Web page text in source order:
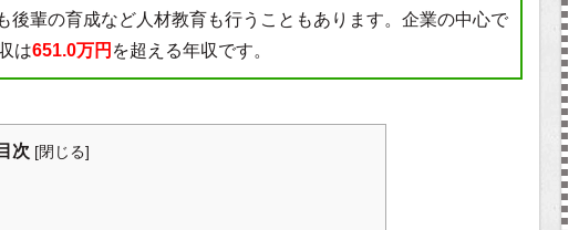
後輩の育成など人材教育も行うこともあります。企業の中心で
は651.0万円 を超える年収です。
目次 [閉じる]